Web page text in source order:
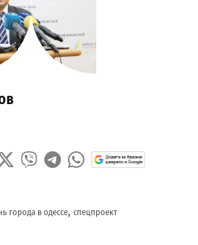
города в одессе,спецпроект